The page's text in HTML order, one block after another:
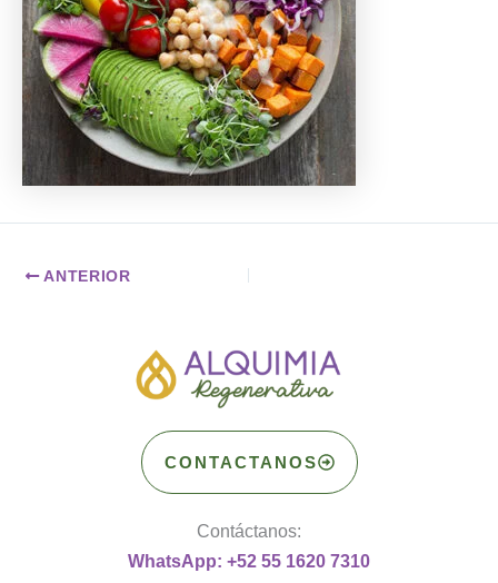
ANTERIOR
CONTACTANOS
Contáctanos:
WhatsApp: +52 55 1620 7310